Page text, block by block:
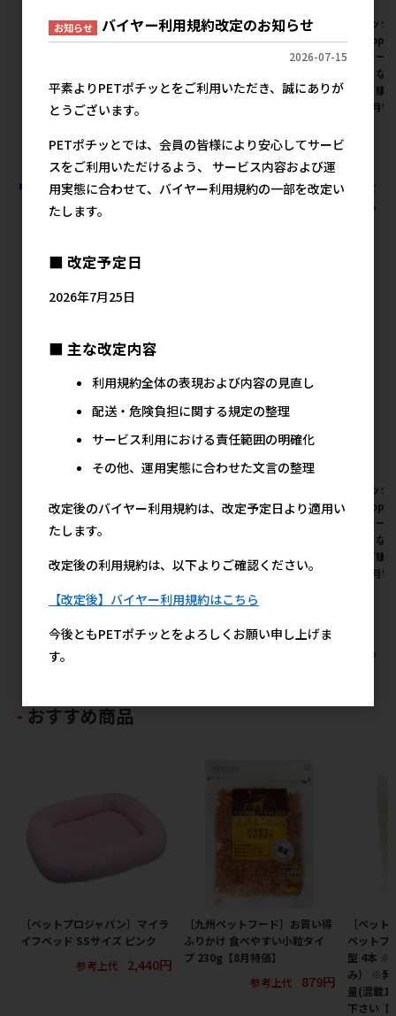
[ドギーマンハヤシ]広葉樹の超
吸収トイレ砂 5L【イチオシ】
1,067円
[ジェックス(直送:小動物･観賞
魚)]ラビレット ヒノキア消臭
砂 6.5L ※メーカー直送となり
金額にご注意下さい【8月特
1,257円
[ジェッ
魚
イレシー
直送とな
最低ご購
い【8月
すべての小動物用品 小動物用品 トイレ･砂･シーツの人気商品を
見る
ジェックス(直送：小動物・観賞魚)の人気
魚)]ラビレット 三角トイレシ
ーツ 44枚 ※メーカー直送とな
ります｡※発注単位･最低ご購
入金額にご注意下さい【8月特
メーカー希望小売価格
魚)]ハムスタープレミアムフー
位･最低ご購入金額にご注意下
さい【8月特価】
メーカー希望小売価格
[ジェッ
魚
イレシ
直送とな
最低ご購
い【8月
すべてのジェックス(直送：小動物・観賞魚)の人気商品を見る
おすすめ商品
［ペットプロジャパン］マイラ
イフベッド SSサイズ ピンク
参考上代
2,440円
［九州ペットフード］お買い得
ふりかけ 食べやすい小粒タイ
プ 230g【8月特価】
参考上代
879円
［ペッ
ペットプ
型 4本 ※
み） ※発
量(混載
下さい【
お知らせ バイヤー利用規約改定のお知らせ
2026-07-15
平素よりPETポチッとをご利用いただき、誠にありが
とうございます。
PETポチッとでは、会員の皆様により安心してサービ
スをご利用いただけるよう、 サービス内容および運
用実態に合わせて、バイヤー利用規約の一部を改定い
たします。
■ 改定予定日
2026年7月25日
■ 主な改定内容
利用規約全体の表現および内容の見直し
配送・危険負担に関する規定の整理
サービス利用における責任範囲の明確化
その他、運用実態に合わせた文言の整理
改定後のバイヤー利用規約は、改定予定日より適用い
たします。
改定後の利用規約は、以下よりご確認ください。
【改定後】バイヤー利用規約はこちら
今後ともPETポチッとをよろしくお願い申し上げま
す。